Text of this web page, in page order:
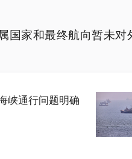
家和最终航向暂未对